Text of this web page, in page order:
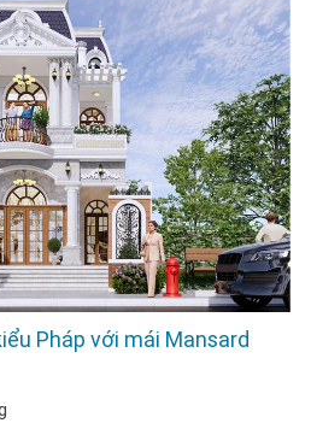
Pháp với mái Mansard